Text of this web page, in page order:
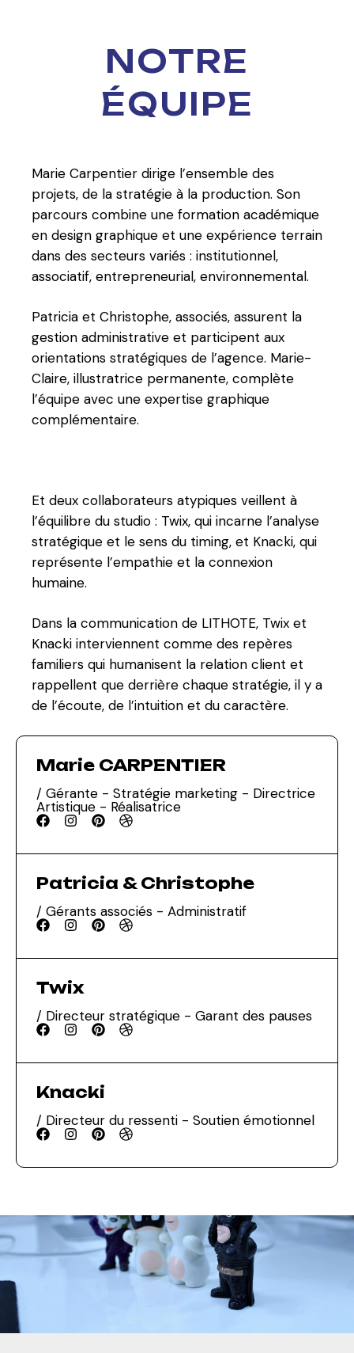
NOTRE
ÉQUIPE
Marie Carpentier dirige l’ensemble des
projets, de la stratégie à la production. Son
parcours combine une formation académique
en design graphique et une expérience terrain
dans des secteurs variés : institutionnel,
associatif, entrepreneurial, environnemental.
Patricia et Christophe, associés, assurent la
gestion administrative et participent aux
orientations stratégiques de l’agence. Marie-
Claire, illustratrice permanente, complète
l’équipe avec une expertise graphique
complémentaire.
Et deux collaborateurs atypiques veillent à
l’équilibre du studio : Twix, qui incarne l’analyse
stratégique et le sens du timing, et Knacki, qui
représente l’empathie et la connexion
humaine.
Dans la communication de LITHOTE, Twix et
Knacki interviennent comme des repères
familiers qui humanisent la relation client et
rappellent que derrière chaque stratégie, il y a
de l’écoute, de l’intuition et du caractère.
Marie CARPENTIER
/ Gérante - Stratégie marketing - Directrice
Artistique - Réalisatrice
Patricia & Christophe
/ Gérants associés - Administratif
Twix
/ Directeur stratégique - Garant des pauses
Knacki
/ Directeur du ressenti - Soutien émotionnel